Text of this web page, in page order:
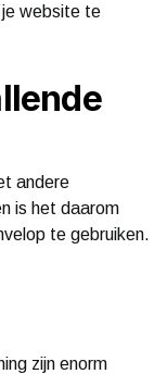
je website te
andere
is het daarom
te gebruiken.
zijn enorm